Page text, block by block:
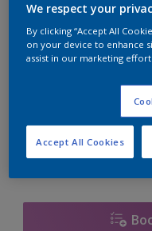
Op dit moment is het
te bestellen. Houd de
er hard aan om de
We respect your
By clicking “Accept All
on your device to enhance
assist in our marketing
Accept All Cookies